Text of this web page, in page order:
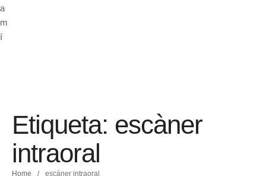
Etiqueta: escàner
intraoral
Home / escàner intraoral